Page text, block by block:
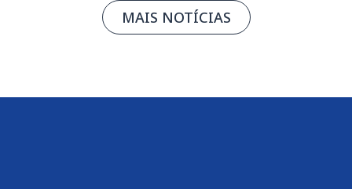
MAIS NOTÍCIAS